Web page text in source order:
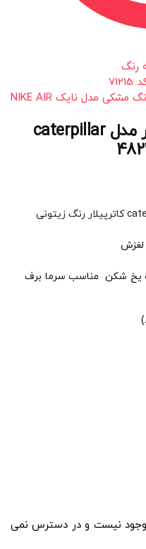
کفش کتانی اسپرت مردانه و زنانه رنگ مشکی مدل نایک NIKE AIR
بوت اسپرت مردانه ساقدار مدل caterpillar
یخ شکن مناسب سرما برف
نیست و در دسترس نمی